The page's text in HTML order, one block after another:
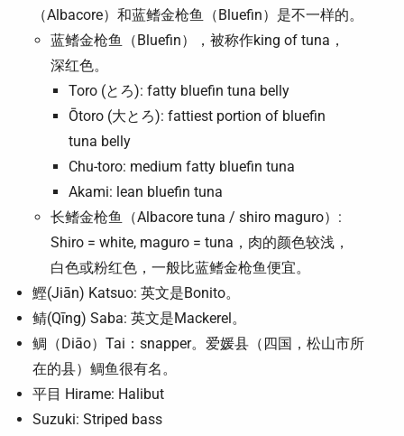
（Albacore）和蓝鳍金枪鱼（Bluefin）是不一样的。
蓝鳍金枪鱼（Bluefin），被称作king of tuna，
深红色。
Toro (とろ): fatty bluefin tuna belly
Ōtoro (大とろ): fattiest portion of bluefin
tuna belly
Chu-toro: medium fatty bluefin tuna
Akami: lean bluefin tuna
长鳍金枪鱼（Albacore tuna / shiro maguro）:
Shiro = white, maguro = tuna，肉的颜色较浅，
白色或粉红色，一般比蓝鳍金枪鱼便宜。
鰹(Jiān) Katsuo: 英文是Bonito。
鲭(Qīng) Saba: 英文是Mackerel。
鲷（Diāo）Tai：snapper。爱媛县（四国，松山市所
在的县）鲷鱼很有名。
平目 Hirame: Halibut
Suzuki: Striped bass